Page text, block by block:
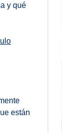
y qué
están